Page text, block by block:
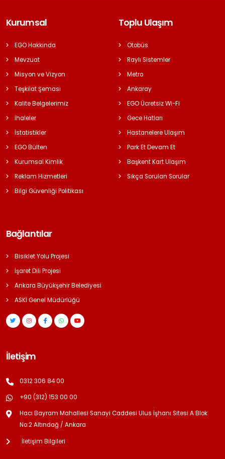
Kurumsal
EGO Hakkında
Mevzuat
Misyon ve Vizyon
Teşkilat Şeması
Kalite Belgelerimiz
İhaleler
İstatistikler
EGO Bülten
Kurumsal Kimlik
Reklam Hizmetleri
Bilgi Güvenliği Politikası
Toplu Ulaşım
Otobüs
Raylı Sistemler
Metro
Ankaray
EGO Ücretsiz Wi-Fi
Gece Hatları
Hastanelere Ulaşım
Park Et Devam Et
Başkent Kart Ulaşım
Sıkça Sorulan Sorular
Bağlantılar
Bisiklet Yolu Projesi
İşaret Dili Projesi
Ankara Büyükşehir Belediyesi
ASKİ Genel Müdürlüğü
İletişim
0312 306 84 00
+90 (312) 153 00 00
Hacı Bayram Mahallesi Sanayi Caddesi Ulus İşhanı Sitesi A Blok
No:2 Altındağ / Ankara
İletişim Bilgileri